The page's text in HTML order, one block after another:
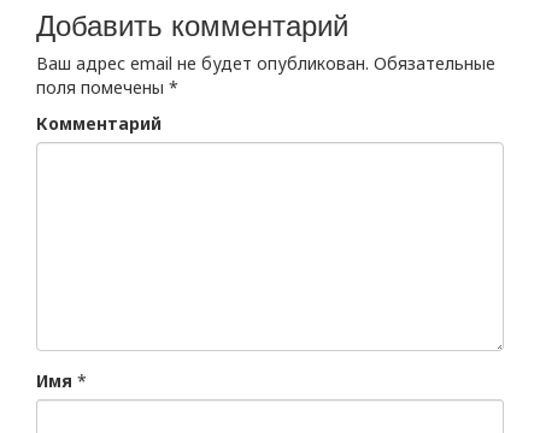
Добавить комментарий
Ваш адрес email не будет опубликован. Обязательные
поля помечены *
Комментарий
Имя *